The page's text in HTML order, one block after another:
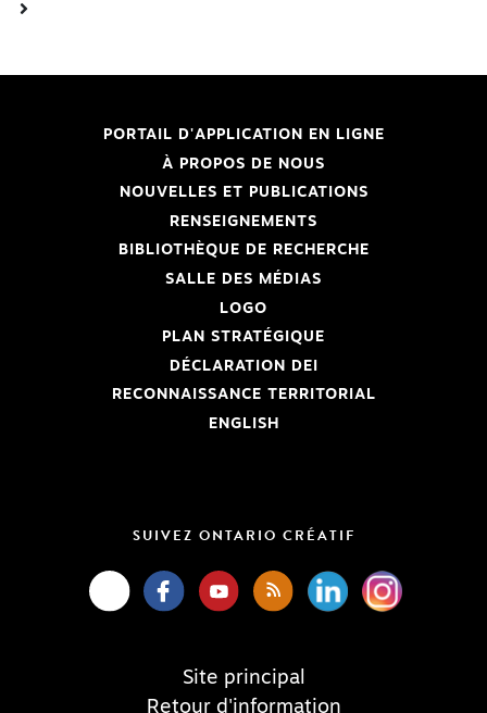
PORTAIL D'APPLICATION EN LIGNE
À PROPOS DE NOUS
NOUVELLES ET PUBLICATIONS
RENSEIGNEMENTS
BIBLIOTHÈQUE DE RECHERCHE
SALLE DES MÉDIAS
LOGO
PLAN STRATÉGIQUE
DÉCLARATION DEI
RECONNAISSANCE TERRITORIAL
ENGLISH
SUIVEZ ONTARIO CRÉATIF
Site principal
Retour d'information